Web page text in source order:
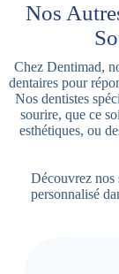
Nos
Chez Dentimad,
dentaires pour
Nos dentistes
sourire, que ce
esthétiques, ou
Découvrez nos
personnalisé